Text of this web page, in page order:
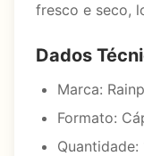
fresco e seco,
Dados
Marca:
Formato:
Quantidade: